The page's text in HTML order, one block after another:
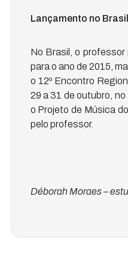
Lançamento no Brasil
No Brasil, o
para o ano de 2015,
o 12º Encontro
29 a 31 de outubro,
o Projeto de Música
pelo professor.
Déborah Moraes –